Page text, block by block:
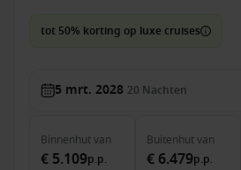
tot 50% korting op luxe cruises
5 mrt. 2028 20 Nachten
Binnenhutvan
€ 5.109p.p.
Buitenhutvan
€ 6.479p.p.